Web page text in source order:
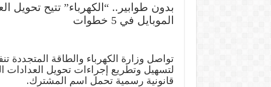
بدون طوابير.. “الكهرباء” تتيح تحويل
الموبايل في 5 خطوات
لتسهيل وتطريع إجراءات تحويل العدادات
قانونية رسمية تحمل اسم المشترك.